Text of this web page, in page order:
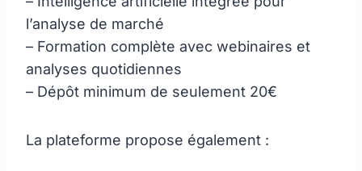
l’analyse de marché
– Formation complète avec webinaires et
analyses quotidiennes
– Dépôt minimum de seulement 20€
La plateforme propose également :